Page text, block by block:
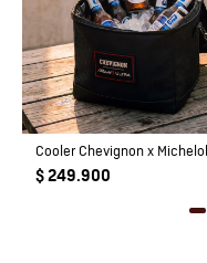
Cooler Chevignon x
$ 249.900